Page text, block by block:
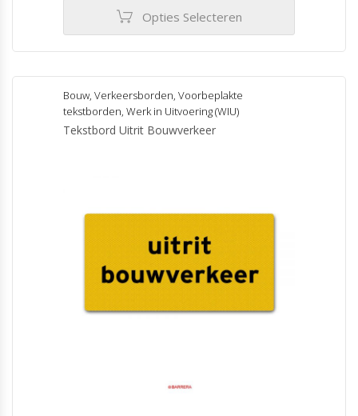
€94.50
Opties Selecteren
heeft
meerdere
variaties.
Deze
optie
Bouw, Verkeersborden, Voorbeplakte
tekstborden, Werk in Uitvoering (WIU)
Tekstbord Uitrit Bouwverkeer